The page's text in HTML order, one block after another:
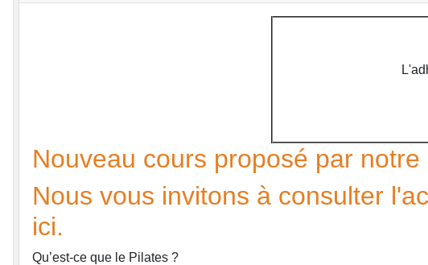
Nouveau cours proposé par notre
Nous vous invitons à consulter
ici.
Qu’est-ce que le Pilates ?